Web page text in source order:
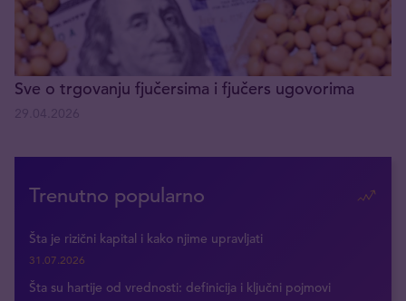
Sve o trgovanju fjučersima i fjučers ugovorima
Trenutno popularno
Šta je rizični kapital i kako njime upravljati
31.07.2026
Šta su hartije od vrednosti: definicija i ključni pojmovi